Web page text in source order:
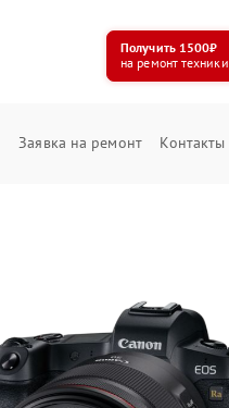
Получить 1500₽
на ремонт техники
Заявка на ремонт Контакты